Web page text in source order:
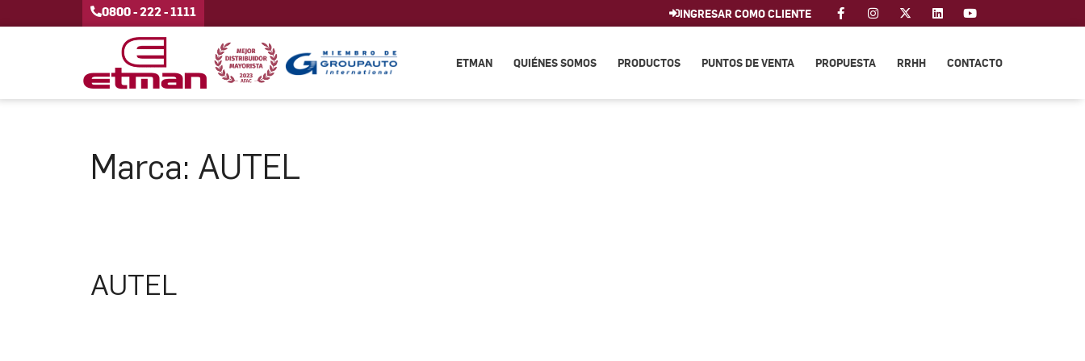
0800 - 222 - 1111 INGRESAR COMO CLIENTE
ETMAN QUIÉNES SOMOS PRODUCTOS PUNTOS DE VENTA PROPUESTA RRHH CONTACTO
Marca: AUTEL
AUTEL